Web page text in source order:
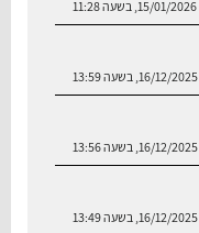
16/12/2025, בשעה 13:59
16/12/2025, בשעה 13:56
16/12/2025, בשעה 13:49
30/06/2026, בשעה 12:35